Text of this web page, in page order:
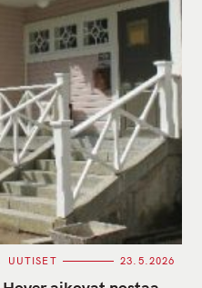
UUTISET 23.5.2026